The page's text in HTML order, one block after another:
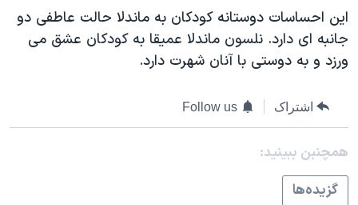
این احساسات دوستانه کودکان به ماندلا حالت عاطفی دو
جانبه ای دارد. نلسون ماندلا عمیقا به کودکان عشق می
ورزد و به دوستی با آنان شهرت دارد.
اشتراک Follow us
همچنبن ببینید:
گزيده‌ها